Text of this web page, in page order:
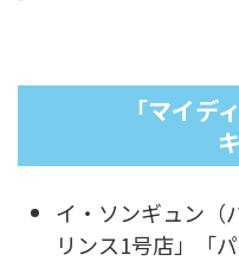
「マイデ
イ・ソンギュン（
リンス1号店」「パ